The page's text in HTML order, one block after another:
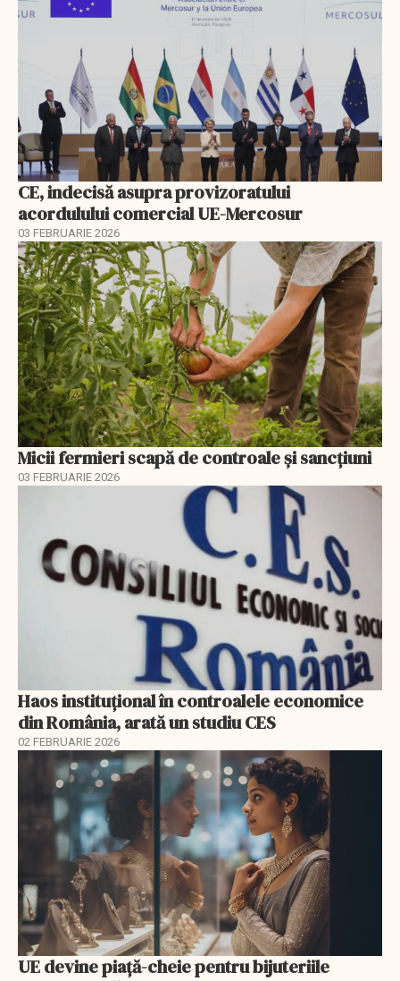
CE, indecisă asupra provizoratului
acordulului comercial UE-Mercosur
03 FEBRUARIE 2026
Micii fermieri scapă de controale și sancțiuni
03 FEBRUARIE 2026
Haos instituțional în controalele economice
din România, arată un studiu CES
02 FEBRUARIE 2026
UE devine piață-cheie pentru bijuteriile